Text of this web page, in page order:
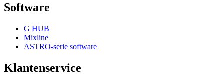
Software
G HUB
Mixline
ASTRO-serie software
Klantenservice